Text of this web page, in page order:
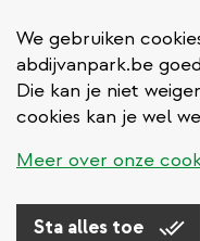
We gebruiken
abdijvanpark.be
Die kan je niet
cookies kan je wel
Meer over onze
Sta alles toe